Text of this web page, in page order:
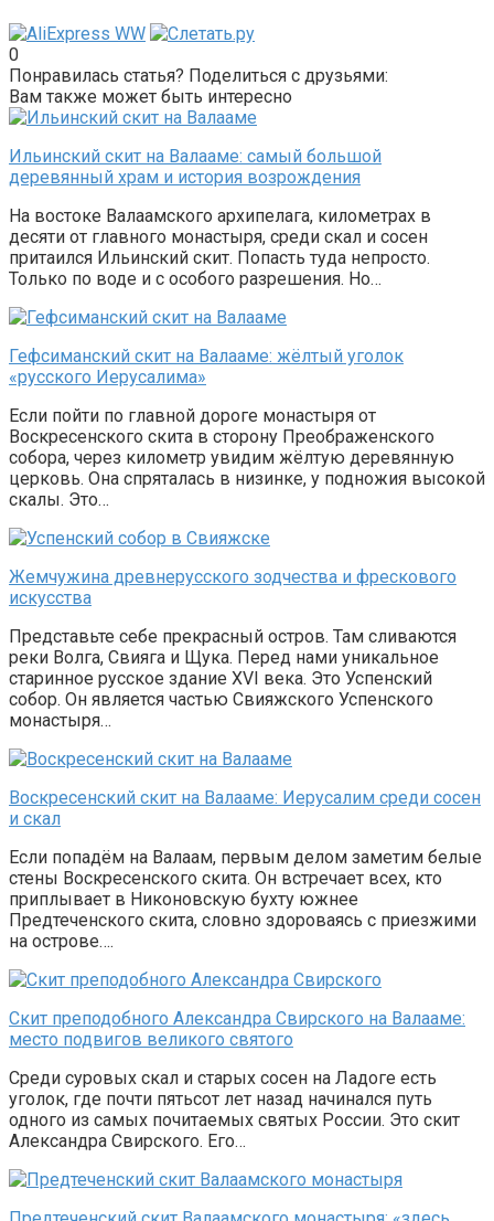
0
Понравилась статья? Поделиться с друзьями:
Вам также может быть интересно
Ильинский скит на Валааме: самый большой
деревянный храм и история возрождения
На востоке Валаамского архипелага, километрах в
десяти от главного монастыря, среди скал и сосен
притаился Ильинский скит. Попасть туда непросто.
Только по воде и с особого разрешения. Но…
Гефсиманский скит на Валааме: жёлтый уголок
«русского Иерусалима»
Если пойти по главной дороге монастыря от
Воскресенского скита в сторону Преображенского
собора, через километр увидим жёлтую деревянную
церковь. Она спряталась в низинке, у подножия высокой
скалы. Это…
Жемчужина древнерусского зодчества и фрескового
искусства
Представьте себе прекрасный остров. Там сливаются
реки Волга, Свияга и Щука. Перед нами уникальное
старинное русское здание XVI века. Это Успенский
собор. Он является частью Свияжского Успенского
монастыря…
Воскресенский скит на Валааме: Иерусалим среди сосен
и скал
Если попадём на Валаам, первым делом заметим белые
стены Воскресенского скита. Он встречает всех, кто
приплывает в Никоновскую бухту южнее
Предтеченского скита, словно здороваясь с приезжими
на острове….
Скит преподобного Александра Свирского на Валааме:
место подвигов великого святого
Среди суровых скал и старых сосен на Ладоге есть
уголок, где почти пятьсот лет назад начинался путь
одного из самых почитаемых святых России. Это скит
Александра Свирского. Его…